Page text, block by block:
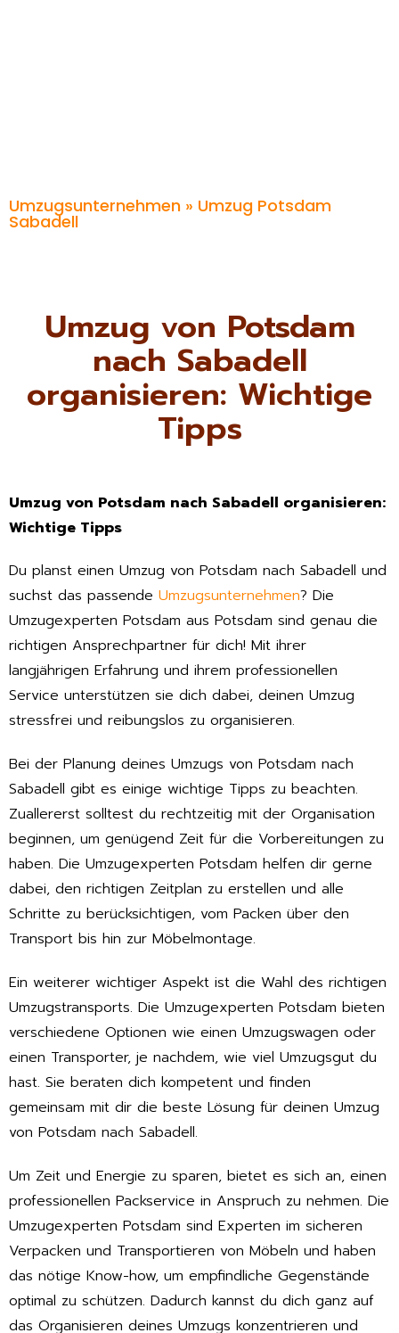
Umzugsunternehmen » Umzug Potsdam
Sabadell
Umzug von Potsdam
nach Sabadell
organisieren: Wichtige
Tipps
Umzug von Potsdam nach Sabadell organisieren:
Wichtige Tipps
Du planst einen Umzug von Potsdam nach Sabadell und
suchst das passende Umzugsunternehmen? Die
Umzugexperten Potsdam aus Potsdam sind genau die
richtigen Ansprechpartner für dich! Mit ihrer
langjährigen Erfahrung und ihrem professionellen
Service unterstützen sie dich dabei, deinen Umzug
stressfrei und reibungslos zu organisieren.
Bei der Planung deines Umzugs von Potsdam nach
Sabadell gibt es einige wichtige Tipps zu beachten.
Zuallererst solltest du rechtzeitig mit der Organisation
beginnen, um genügend Zeit für die Vorbereitungen zu
haben. Die Umzugexperten Potsdam helfen dir gerne
dabei, den richtigen Zeitplan zu erstellen und alle
Schritte zu berücksichtigen, vom Packen über den
Transport bis hin zur Möbelmontage.
Ein weiterer wichtiger Aspekt ist die Wahl des richtigen
Umzugstransports. Die Umzugexperten Potsdam bieten
verschiedene Optionen wie einen Umzugswagen oder
einen Transporter, je nachdem, wie viel Umzugsgut du
hast. Sie beraten dich kompetent und finden
gemeinsam mit dir die beste Lösung für deinen Umzug
von Potsdam nach Sabadell.
Um Zeit und Energie zu sparen, bietet es sich an, einen
professionellen Packservice in Anspruch zu nehmen. Die
Umzugexperten Potsdam sind Experten im sicheren
Verpacken und Transportieren von Möbeln und haben
das nötige Know-how, um empfindliche Gegenstände
optimal zu schützen. Dadurch kannst du dich ganz auf
das Organisieren deines Umzugs konzentrieren und